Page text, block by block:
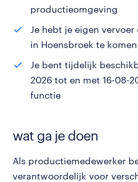
productieomgeving
Je hebt je eigen vervoer
in Hoensbroek te komen
Je bent tijdelijk
2026 tot en met 16-08-
functie
wat ga je doen
Als productiemedewerker
verantwoordelijk voor